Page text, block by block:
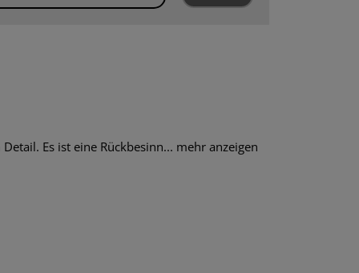
Es ist eine Rückbesinn... mehr anzeigen